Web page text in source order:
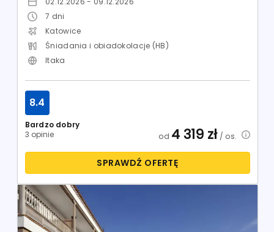
7 dni
Katowice
Śniadania i obiadokolacje (HB)
Itaka
Bardzo dobry
3 opinie
8.4
od 4 319 zł/ os.
SPRAWDŹ OFERTĘ